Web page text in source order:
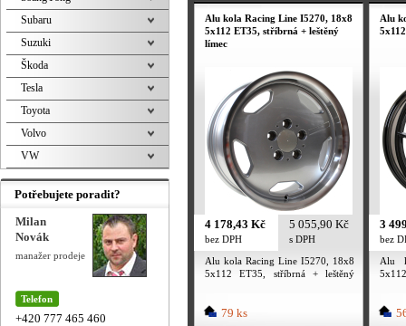
Alu kola Racing Line I5270, 18x8
5x112 ET35, stříbrná + leštěný
límec
4 178,43 Kč
bez DPH
5 055,90 Kč
s DPH
Alu kola Racing Line I5270, 18x8
5x112 ET35, stříbrná + leštěný
79 ks
Alu
3
bez
Alu
Subaru
Suzuki
Škoda
Tesla
Toyota
Volvo
VW
Potřebujete poradit?
Milan
Novák
manažer prodeje
Telefon
+420 777 465 460